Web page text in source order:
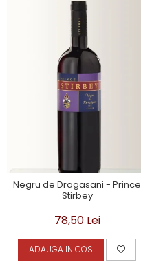
Negru de Dragasani - Prince
Stirbey
78,50 Lei
ADAUGA IN COS